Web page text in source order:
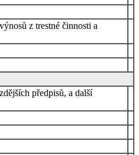
z trestné činnosti a
předpisů, a další